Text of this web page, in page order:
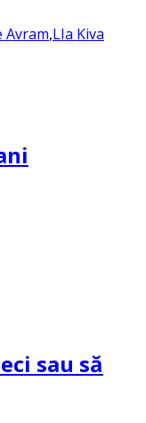
Avram,LIa Kiva
sau să